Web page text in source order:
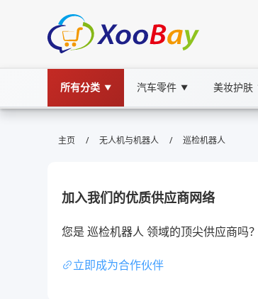
所有分类 ▼ 汽车零件 ▼ 美妆护肤
巡检机器人 | XOOBAY
主页 / 无人机与机器人 / 巡检机器人
加入我们的优质供应商网络
您是 巡检机器人 领域的顶尖供应商吗
立即成为合作伙伴